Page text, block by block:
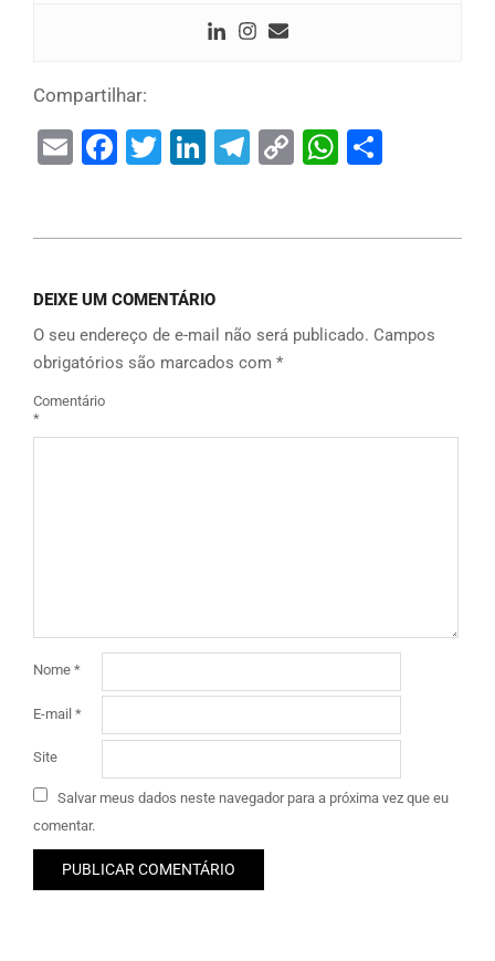
Compartilhar:
EmailFacebook
Twitter
LinkedIn
Telegram
Copy
DEIXE UM COMENTÁRIO
O seu endereço de e-mail não será publicado. Campos
obrigatórios são marcados com *
Comentário
*
Nome *
E-mail *
Site
Salvar meus dados neste navegador para a próxima vez que eu
comentar.